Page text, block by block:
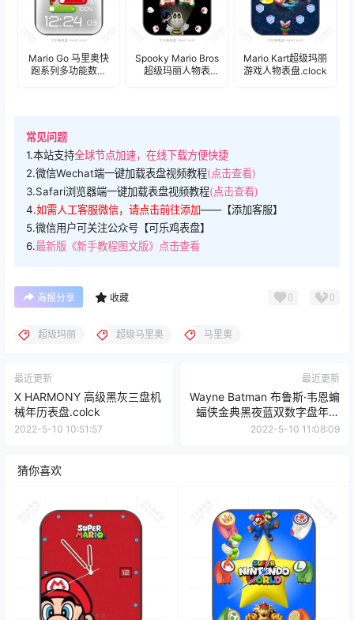
Mario Go 马里奥快
跑系列多功能数字
Spooky Mario Bros
超级玛丽人物表
Mario Kart超级玛丽
游戏人物表盘.clock
常见问题
1.本站支持全球节点加速，在线下载方便快捷
2.微信Wechat端一键加载表盘视频教程(点击查看)
3.Safari浏览器端一键加载表盘视频教程(点击查看)
4.如需人工客服微信，请点击前往添加——【添加客服】
5.微信用户可关注公众号【可乐鸡表盘】
6.最新版《新手教程图文版》点击查看
海报分享 收藏 0 0
超级玛丽 超级马里奥 马里奥
最近更新
X HARMONY 高级黑灰三盘机
械年历表盘.colck
2022-5-10 10:51:57
最近更新
Wayne Batman 布鲁斯·韦恩蝙
蝠侠金典黑夜蓝双数字盘年历
表盘.clock
2022-5-10 11:08:09
猜你喜欢